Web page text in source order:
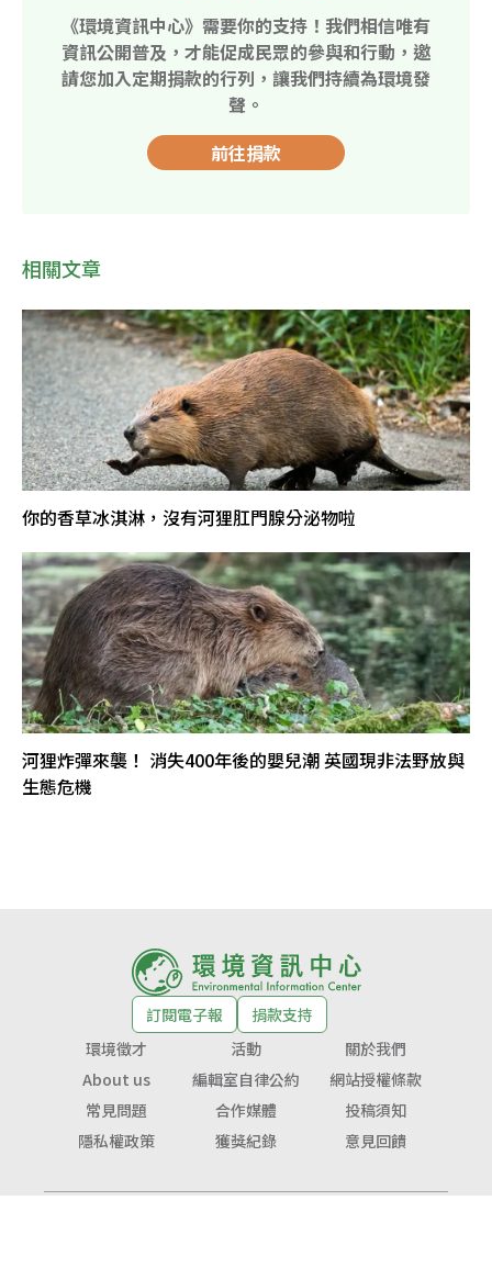
《環境資訊中心》需要你的支持！我們相信唯有
資訊公開普及，才能促成民眾的參與和行動，邀
請您加入定期捐款的行列，讓我們持續為環境發
聲。
前往捐款
相關文章
你的香草冰淇淋，沒有河狸肛門腺分泌物啦
河狸炸彈來襲！ 消失400年後的嬰兒潮 英國現非法野放與
生態危機
訂閱電子報
捐款支持
環境徵才
活動
關於我們
About us
編輯室自律公約
網站授權條款
常見問題
合作媒體
投稿須知
隱私權政策
獲獎紀錄 意見回饋